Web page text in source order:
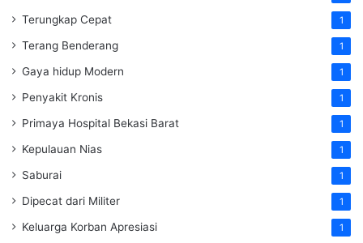
Terungkap Cepat 1
Terang Benderang 1
Gaya hidup Modern 1
Penyakit Kronis 1
Primaya Hospital Bekasi Barat 1
Kepulauan Nias 1
Saburai 1
Dipecat dari Militer 1
Keluarga Korban Apresiasi 1